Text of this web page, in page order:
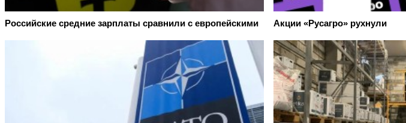
Российские средние зарплаты сравнили с европейскими Акции «Русагро» рухнули